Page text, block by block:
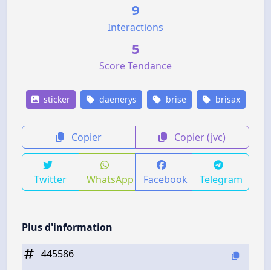
9
Interactions
5
Score Tendance
sticker daenerys brise brisax
Copier Copier (jvc)
Twitter WhatsApp Facebook Telegram
Plus d'information
445586